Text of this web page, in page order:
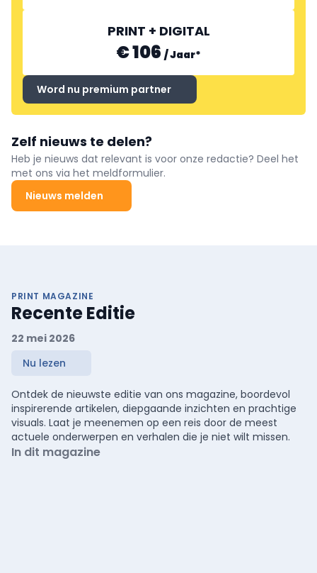
PRINT + DIGITAL
€ 106 /Jaar*
Word nu premium partner
Zelf nieuws te delen?
Heb je nieuws dat relevant is voor onze redactie? Deel het
met ons via het meldformulier.
Nieuws melden
PRINT MAGAZINE
Recente Editie
22 mei 2026
Nu lezen
Ontdek de nieuwste editie van ons magazine, boordevol
inspirerende artikelen, diepgaande inzichten en prachtige
visuals. Laat je meenemen op een reis door de meest
actuele onderwerpen en verhalen die je niet wilt missen.
In dit magazine